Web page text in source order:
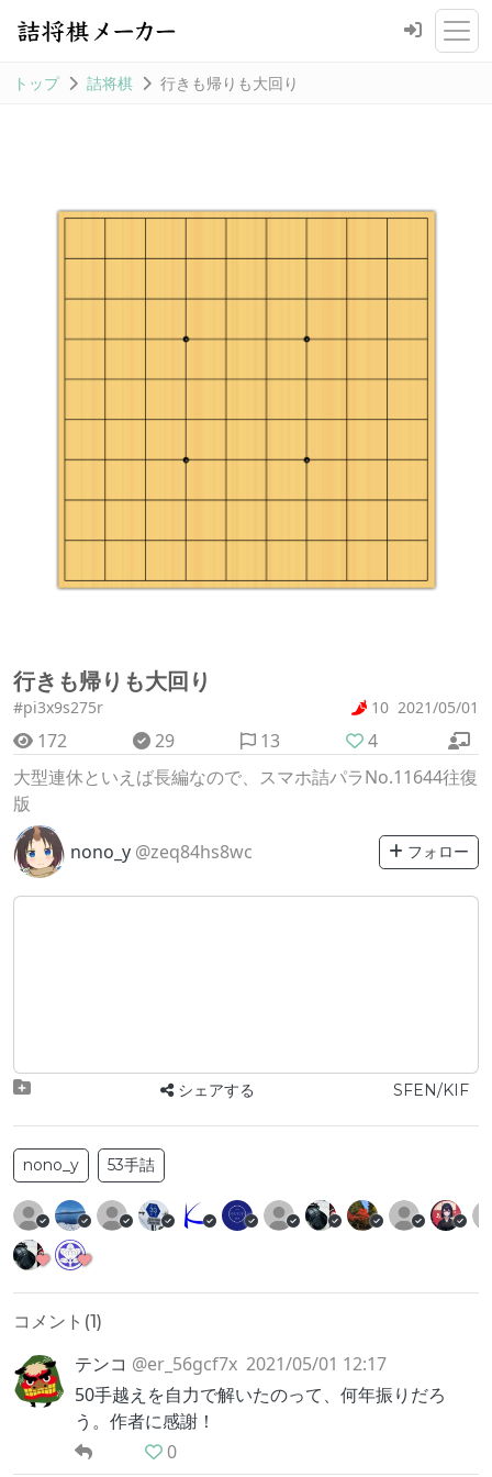
トップ 詰将棋 行きも帰りも大回り
行きも帰りも大回り
#pi3x9s275r 10 2021/05/01
172 29 13
4
大型連休といえば長編なので、スマホ詰パラNo.11644往復
版
nono_y @zeq84hs8wc フォロー
シェアする SFEN/KIF
nono_y 53手詰
コメント(1)
テンコ @er_56gcf7x 2021/05/01 12:17
50手越えを自力で解いたのって、何年振りだろ
う。作者に感謝！
0